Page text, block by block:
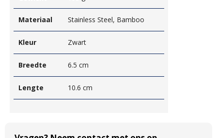
Materiaal Stainless Steel, Bamboo
Kleur Zwart
Breedte 6.5 cm
Lengte 10.6 cm